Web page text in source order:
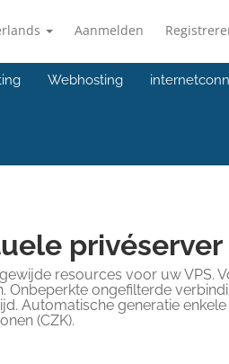
Aanmelden
Webhosting
privéserver
resources voor uw VPS.
Onbeperkte ongefilterde
Automatische generatie
(CZK).